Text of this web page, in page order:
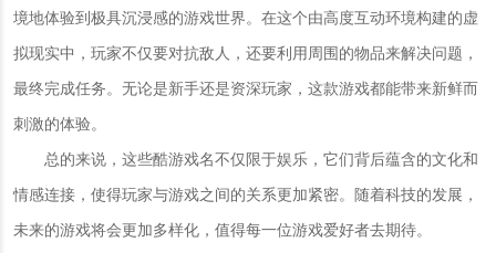
境地体验到极具沉浸感的游戏世界。在这个由高度互动环境构建的虚
拟现实中，玩家不仅要对抗敌人，还要利用周围的物品来解决问题，
最终完成任务。无论是新手还是资深玩家，这款游戏都能带来新鲜而
刺激的体验。
总的来说，这些酷游戏名不仅限于娱乐，它们背后蕴含的文化和
情感连接，使得玩家与游戏之间的关系更加紧密。随着科技的发展，
未来的游戏将会更加多样化，值得每一位游戏爱好者去期待。